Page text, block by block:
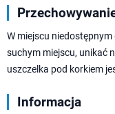
W miejscu
suchym miejscu, unikać
uszczelka pod korkiem
Informacja